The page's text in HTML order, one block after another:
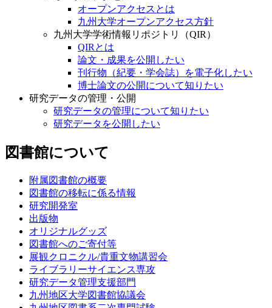
オープンアクセスとは
九州大学オープンアクセス方針
九州大学学術情報リポジトリ（QIR）
QIRとは
論文・成果を公開したい
刊行物（紀要・学会誌）を電子化したい
博士論文の公開について知りたい
研究データの管理・公開
研究データの管理について知りたい
研究データを公開したい
図書館について
附属図書館の概要
図書館の移転に係る情報
研究開発室
出版物
オリジナルグッズ
図書館へのご寄付等
展観クロニクル/貴重文物講習会
ライブラリーサイエンス専攻
研究データ管理支援部門
九州地区大学図書館協議会